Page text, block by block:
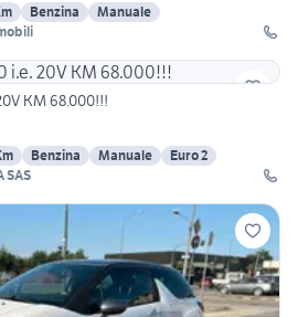
Benzina
Manuale
KM 68.000!!!
Benzina Manuale
Euro 2
SAS